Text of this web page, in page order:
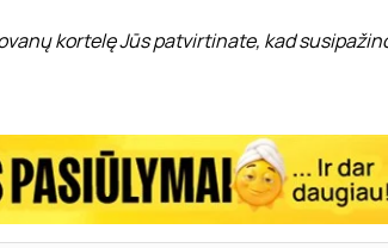
kortelę Jūs patvirtinate, kad